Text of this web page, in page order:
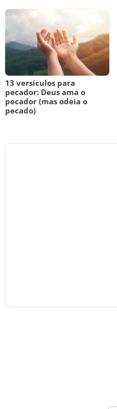
13 versículos para
pecador: Deus ama o
pecador (mas odeia o
pecado)